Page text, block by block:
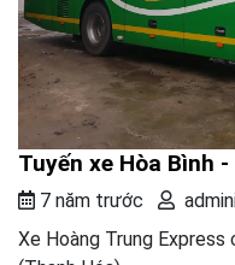
Tuyến xe Hòa Bình
7 năm trước
Xe Hoàng Trung Express